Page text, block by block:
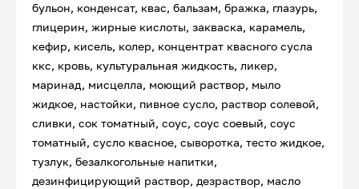
бульон, конденсат, квас, бальзам, бражка, глазурь,
глицерин, жирные кислоты, закваска, карамель,
кефир, кисель, колер, концентрат квасного сусла
ккс, кровь, культуральная жидкость, ликер,
маринад, мисцелла, моющий раствор, мыло
жидкое, настойки, пивное сусло, раствор солевой,
сливки, сок томатный, соус, соус соевый, соус
томатный, сусло квасное, сыворотка, тесто жидкое,
тузлук, безалкогольные напитки,
дезинфицирующий раствор, дезраствор, масло